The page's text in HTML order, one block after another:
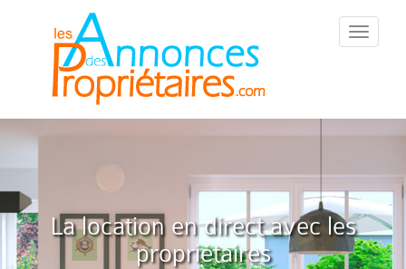
::Menu::
La location en direct avec les
propriétaires